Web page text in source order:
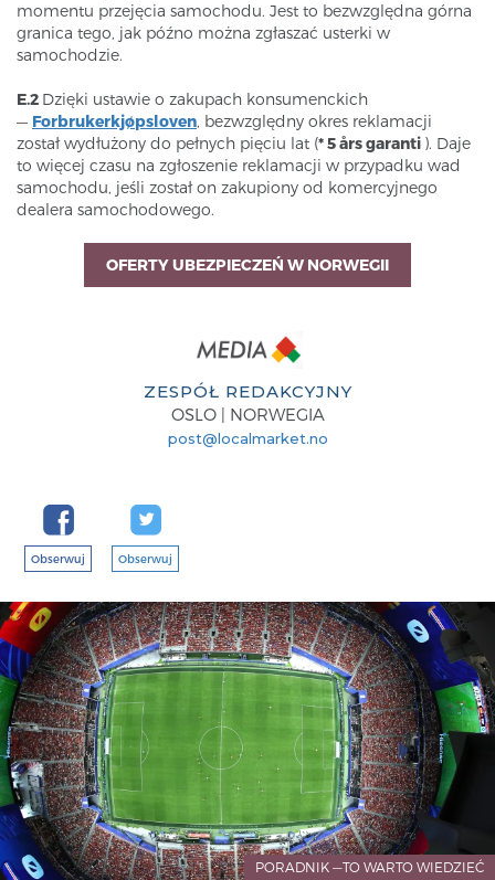
momentu przejęcia samochodu. Jest to bezwzględna górna
granica tego, jak późno można zgłaszać usterki w
samochodzie.
E.2 Dzięki ustawie o zakupach konsumenckich
— Forbrukerkjøpsloven, bezwzględny okres reklamacji
został wydłużony do pełnych pięciu lat (* 5 års garanti ). Daje
to więcej czasu na zgłoszenie reklamacji w przypadku wad
samochodu, jeśli został on zakupiony od komercyjnego
dealera samochodowego.
OFERTY UBEZPIECZEŃ W NORWEGII
ZESPÓŁ REDAKCYJNY
OSLO | NORWEGIA
post@localmarket.no
Obserwuj Obserwuj
PORADNIK —TO WARTO WIEDZIEĆ